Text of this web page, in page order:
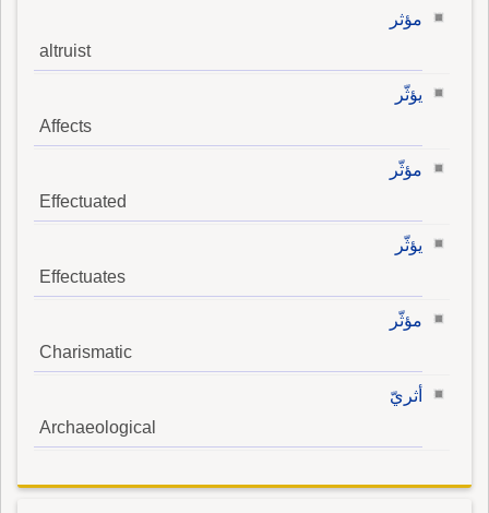
مؤثر
altruist
يؤثّر
Affects
مؤثّر
Effectuated
يؤثّر
Effectuates
مؤثّر
Charismatic
أثريّ
Archaeological